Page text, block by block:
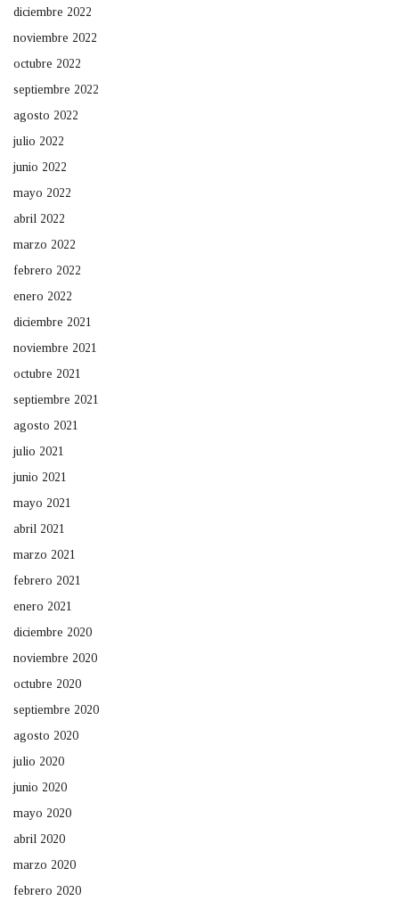
diciembre 2022
noviembre 2022
octubre 2022
septiembre 2022
agosto 2022
julio 2022
junio 2022
mayo 2022
abril 2022
marzo 2022
febrero 2022
enero 2022
diciembre 2021
noviembre 2021
octubre 2021
septiembre 2021
agosto 2021
julio 2021
junio 2021
mayo 2021
abril 2021
marzo 2021
febrero 2021
enero 2021
diciembre 2020
noviembre 2020
octubre 2020
septiembre 2020
agosto 2020
julio 2020
junio 2020
mayo 2020
abril 2020
marzo 2020
febrero 2020